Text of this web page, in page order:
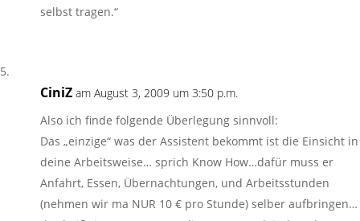
selbst tragen.“
CiniZ am August 3, 2009 um 3:50 p.m.
Also ich finde folgende Überlegung sinnvoll:
Das „einzige“ was der Assistent bekommt ist die Einsicht in
deine Arbeitsweise… sprich Know How…dafür muss er
Anfahrt, Essen, Übernachtungen, und Arbeitsstunden
(nehmen wir ma NUR 10 € pro Stunde) selber aufbringen…